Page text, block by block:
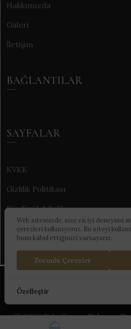
Web sitemizde, size en iyi deneyimi
çerezleri kullanıyoruz. Bu siteyi
bunu kabul ettiğinizi varsayarız.
Zorunlu Çerezler
Özelleştir
Hakkımızda
Galeri
İletişim
BAĞLANTILAR
SAYFALAR
KVKK
Gizlilik Politikası
Sürdürülebilirlik
© 2026 Side Crown Palace -